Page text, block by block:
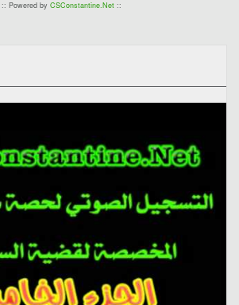
:: Powered by CSConstantine.Net::